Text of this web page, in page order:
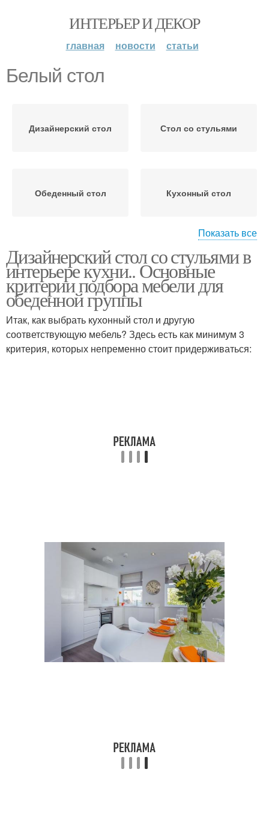
ИНТЕРЬЕР И ДЕКОР
главная новости статьи
Белый стол
Дизайнерский стол Стол со стульями
Обеденный стол Кухонный стол
Кухня с круглым столом Круглый стол
Стол в интерьере Стол для кухни
Овальный стол Треугольный стол
Барный стол Материал для стола
Показать все
Дизайнерский стол со стульями в
интерьере кухни.. Основные
критерии подбора мебели для
обеденной группы
Итак, как выбрать кухонный стол и другую
соответствующую мебель? Здесь есть как минимум 3
критерия, которых непременно стоит придерживаться: